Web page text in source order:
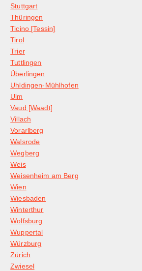
Stuttgart
Thüringen
Ticino [Tessin]
Tirol
Trier
Tuttlingen
Überlingen
Uhldingen-Mühlhofen
Ulm
Vaud [Waadt]
Villach
Vorarlberg
Walsrode
Wegberg
Weis
Weisenheim am Berg
Wien
Wiesbaden
Winterthur
Wolfsburg
Wuppertal
Würzburg
Zürich
Zwiesel